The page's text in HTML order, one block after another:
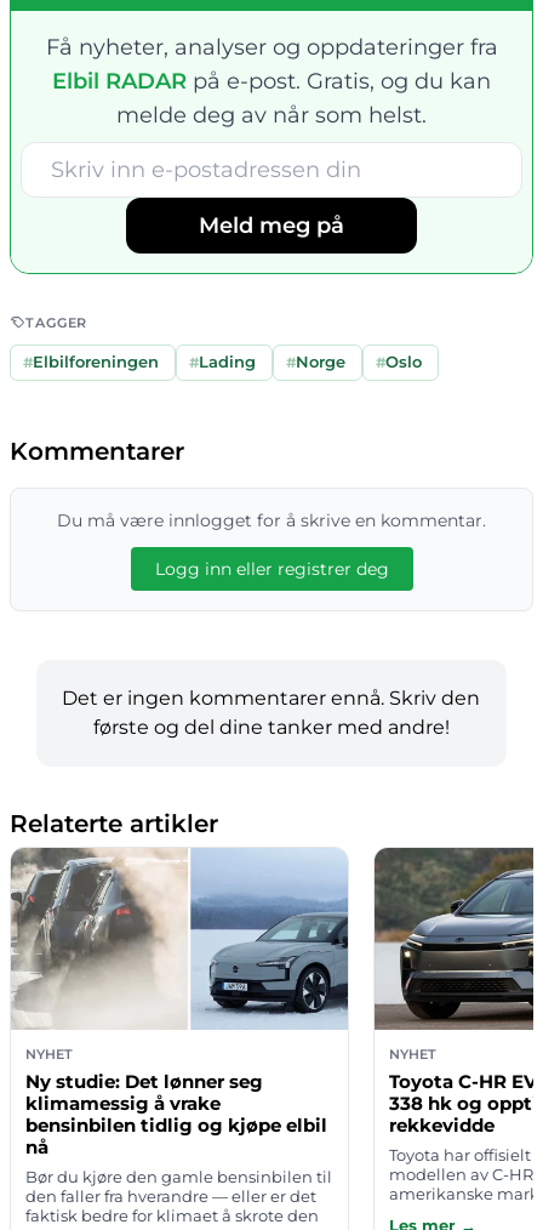
Få nyheter, analyser og oppdateringer fra
Elbil RADAR på e-post. Gratis, og du kan
melde deg av når som helst.
Meld meg på
TAGGER
#Elbilforeningen #Lading #Norge #Oslo
Kommentarer
Du må være innlogget for å skrive en kommentar.
Logg inn eller registrer deg
Det er ingen kommentarer ennå. Skriv den
første og del dine tanker med andre!
Relaterte artikler
NYHET
Ny studie: Det lønner seg
klimamessig å vrake
bensinbilen tidlig og kjøpe elbil
nå
Bør du kjøre den gamle bensinbilen til
den faller fra hverandre — eller er det
faktisk bedre for klimaet å skrote den
NYHET
Toyota C-HR
338 hk og
rekkevidde
Toyota har offisielt
modellen av C-HR
amerikanske
Les mer →